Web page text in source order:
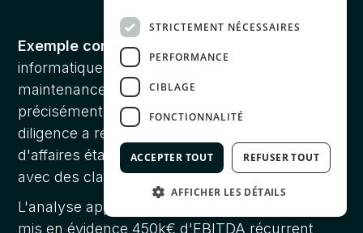
Exemple concret :
informatiques (12M€ CA) spécialisée dans la
maintenance de systèmes avait documenté
précisément ses contrats récurrents. La due
diligence a révélé que 78% de son chiffre
d'affaires était sécurisé sur 3 ans minimum,
avec des clauses d'indexation automatique.
L'analyse approfondie des marges par contrat a
mis en évidence 450k€ d'EBITDA récurrent
STRICTEMENT NÉCESSAIRES
PERFORMANCE
CIBLAGE
FONCTIONNALITÉ
ACCEPTER TOUT REFUSER TOUT
AFFICHER LES DÉTAILS